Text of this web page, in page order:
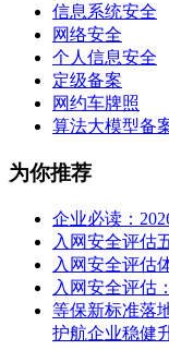
信息系统安全
网络安全
个人信息安全
定级备案
网约车牌照
算法大模型备
为你推荐
企业必读：
入网安全评估
入网安全评估
入网安全评估
等保新标准落
护航企业稳健